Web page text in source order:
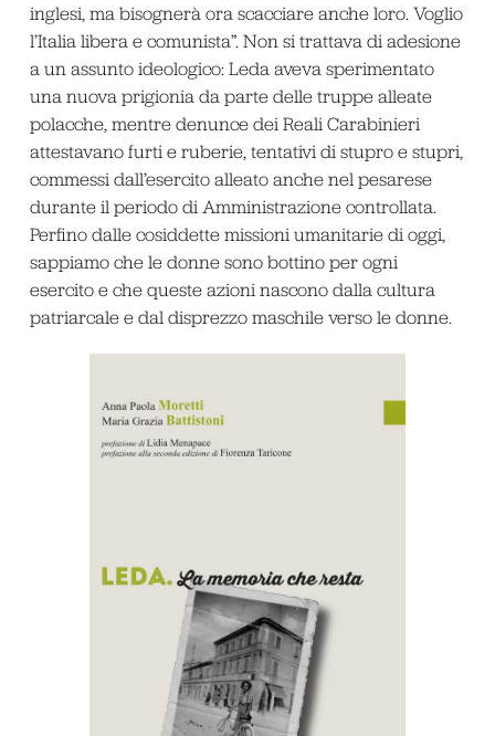
inglesi, ma bisognerà ora scacciare anche loro. Voglio
l’Italia libera e comunista”. Non si trattava di adesione
a un assunto ideologico: Leda aveva sperimentato
una nuova prigionia da parte delle truppe alleate
polacche, mentre denunce dei Reali Carabinieri
attestavano furti e ruberie, tentativi di stupro e stupri,
commessi dall’esercito alleato anche nel pesarese
durante il periodo di Amministrazione controllata.
Perfino dalle cosiddette missioni umanitarie di oggi,
sappiamo che le donne sono bottino per ogni
esercito e che queste azioni nascono dalla cultura
patriarcale e dal disprezzo maschile verso le donne.